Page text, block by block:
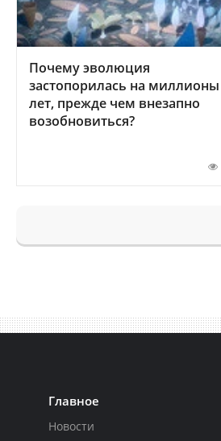
Почему эволюция
застопорилась на миллионы
лет, прежде чем внезапно
возобновиться?
Главное
Новости